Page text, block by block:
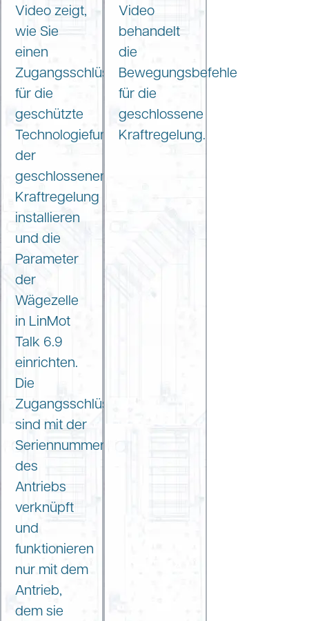
Video zeigt,
wie Sie
einen
Zugangsschlüssel
für die
geschützte
Technologiefunktion
der
geschlossenen
Kraftregelung
installieren
und die
Parameter
der
Wägezelle
in LinMot
Talk 6.9
einrichten.
Die
Zugangsschlüssel
sind mit der
Seriennummer
des
Antriebs
verknüpft
und
funktionieren
nur mit dem
Antrieb,
dem sie
Video
behandelt
die
Bewegungsbefehle
für die
geschlossene
Kraftregelung.